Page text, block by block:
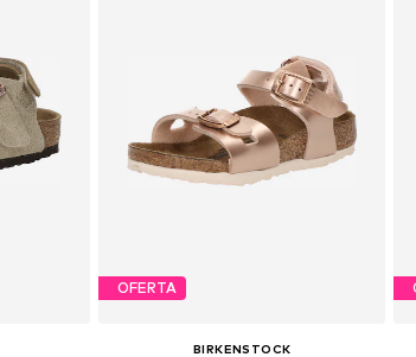
OFERTA
BIRKENSTOCK